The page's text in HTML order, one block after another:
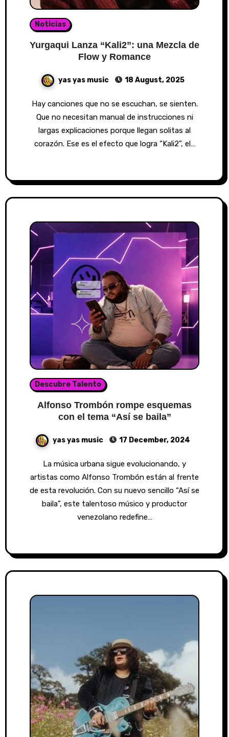
Noticias
Yurgaqui Lanza “Kali2”: una Mezcla de
Flow y Romance
yas yas music 18 August, 2025
Hay canciones que no se escuchan, se sienten.
Que no necesitan manual de instrucciones ni
largas explicaciones porque llegan solitas al
corazón. Ese es el efecto que logra “Kali2”, el…
Descubre Talento
Alfonso Trombón rompe esquemas
con el tema “Así se baila”
yas yas music 17 December, 2024
La música urbana sigue evolucionando, y
artistas como Alfonso Trombón están al frente
de esta revolución. Con su nuevo sencillo “Así se
baila”, este talentoso músico y productor
venezolano redefine…